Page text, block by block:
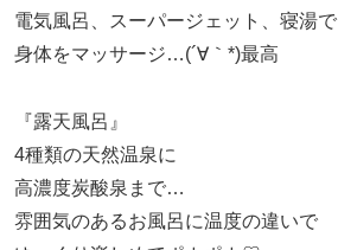
電気風呂、スーパージェット、寝湯で
身体をマッサージ…(´∀｀*)最高
『露天風呂』
4種類の天然温泉に
高濃度炭酸泉まで…
雰囲気のあるお風呂に温度の違いで